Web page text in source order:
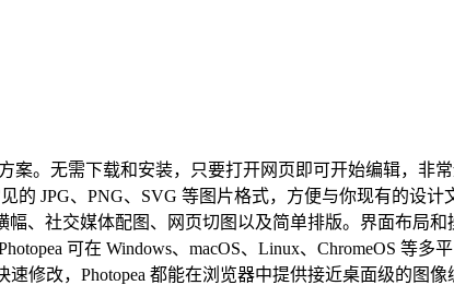
案。无需下载和安装，只要打开网页即可开始编辑，非
的 JPG、PNG、SVG 等图片格式，方便与你现有的设
、社交媒体配图、网页切图以及简单排版。界面布局和
可在 Windows、macOS、Linux、ChromeOS 等多
修改，Photopea 都能在浏览器中提供接近桌面级的图像